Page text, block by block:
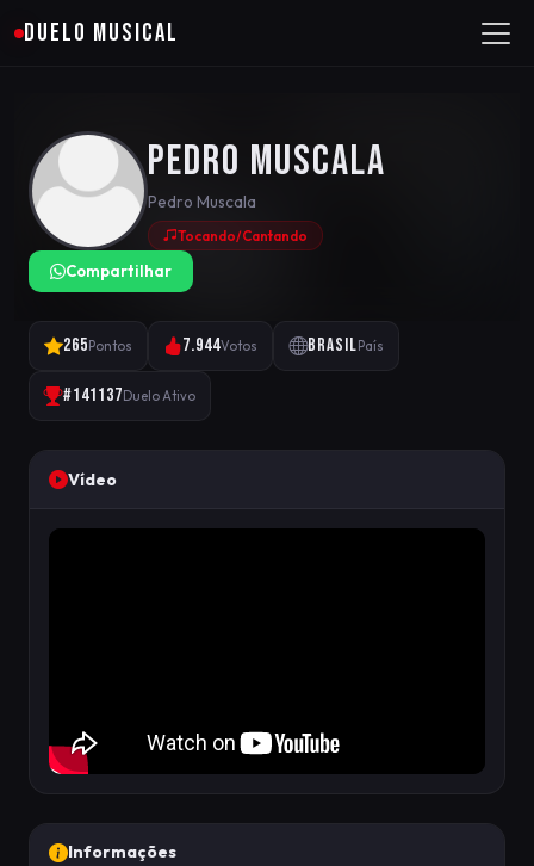
DUELO MUSICAL
Pedro Muscala
Pedro Muscala
Tocando/Cantando
Compartilhar
265 Pontos 7.944Votos Brasil País
#141137 Duelo Ativo
Vídeo
Informações